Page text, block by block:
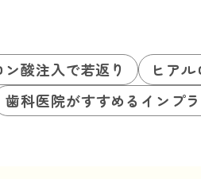
ン酸注入で若返り
ヒア
歯科医院がすすめるインプ